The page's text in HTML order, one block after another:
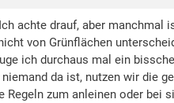
achte drauf, aber
von Grünflächen
ich durchaus mal ein
da ist, nutzen wir die
zum anleinen oder bei